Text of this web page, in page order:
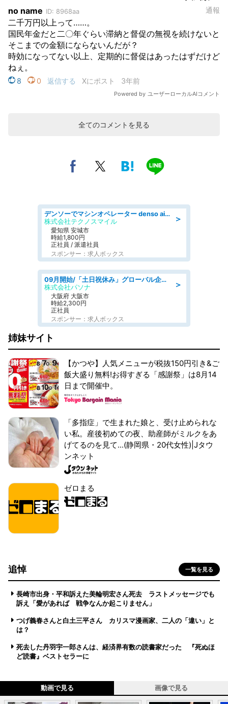
全てのコメントを見る
＞
デンソーでマシンオペレーター denso aichi
株式会社テクノスマイル
愛知県 安城市
時給1,800円
正社員 / 派遣社員
スポンサー：求人ボックス
＞
09月開始/「土日祝休み」グローバル企業での産業保健のお仕事/保健師/高時給/残業なし/服装自由
株式会社パソナ
大阪府 大阪市
時給2,300円
正社員
スポンサー：求人ボックス
姉妹サイト
【かつや】人気メニューが税抜150円引き&ご
飯大盛り無料!お得すぎる「感謝祭」は8月14
日まで開催中。
「多指症」で生まれた娘と、受け止められな
い私。産後初めての夜、助産師がミルクをあ
げてるのを見て...(静岡県・20代女性)|Jタウ
ンネット
ゼロまる
追悼 一覧を見る
長崎市出身・平和訴えた美輪明宏さん死去 ラストメッセージでも
訴え「愛があれば 戦争なんか起こりません」
つげ義春さんと白土三平さん カリスマ漫画家、二人の「違い」と
は？
死去した丹羽宇一郎さんは、経済界有数の読書家だった 『死ぬほ
ど読書』ベストセラーに
動画で見る 画像で見る